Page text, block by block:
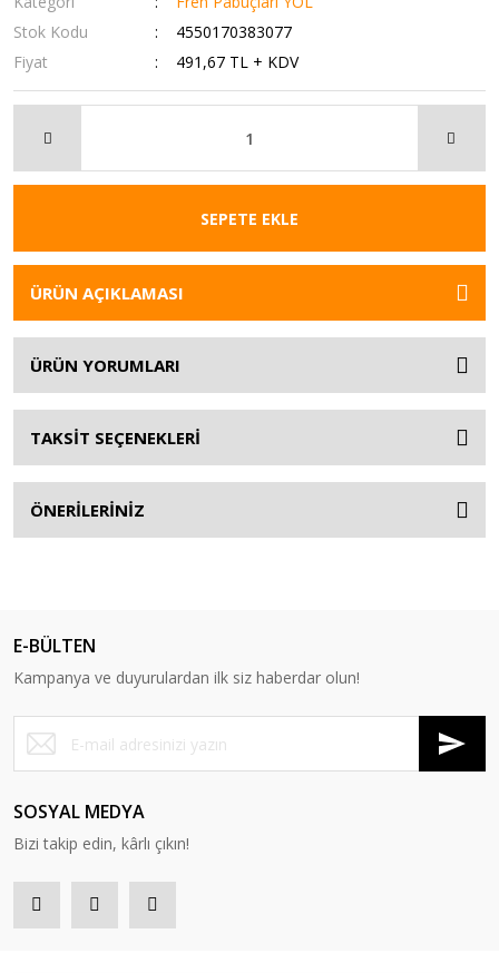
Stok Kodu
4550170383077
Fiyat
491,67 TL + KDV
SEPETE EKLE
ÜRÜN AÇIKLAMASI
ÜRÜN YORUMLARI
TAKSİT SEÇENEKLERİ
ÖNERİLERİNİZ
E-BÜLTEN
Kampanya ve duyurulardan ilk siz haberdar olun!
SOSYAL MEDYA
Bizi takip edin, kârlı çıkın!